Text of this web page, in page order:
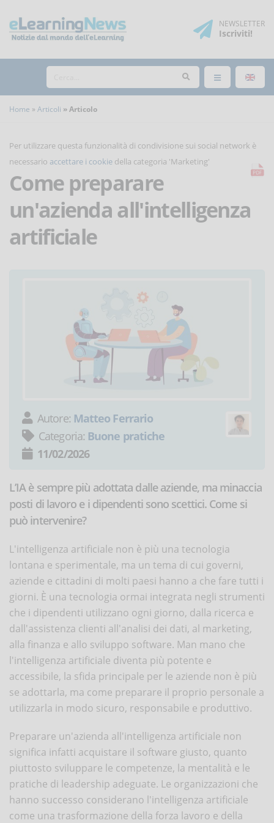
NEWSLETTER
Iscriviti!
Home Articoli Articolo
Per utilizzare questa funzionalità di condivisione sui social network è
necessario accettare i cookie della categoria 'Marketing'
Come preparare
un'azienda all'intelligenza
artificiale
Autore: Matteo Ferrario
Categoria: Buone pratiche
11/02/2026
L’IA è sempre più adottata dalle aziende, ma minaccia
posti di lavoro e i dipendenti sono scettici. Come si
può intervenire?
L'intelligenza artificiale non è più una tecnologia
lontana e sperimentale, ma un tema di cui governi,
aziende e cittadini di molti paesi hanno a che fare tutti i
giorni. È una tecnologia ormai integrata negli strumenti
che i dipendenti utilizzano ogni giorno, dalla ricerca e
dall'assistenza clienti all'analisi dei dati, al marketing,
alla finanza e allo sviluppo software. Man mano che
l'intelligenza artificiale diventa più potente e
accessibile, la sfida principale per le aziende non è più
se adottarla, ma come preparare il proprio personale a
utilizzarla in modo sicuro, responsabile e produttivo.
Preparare un'azienda all'intelligenza artificiale non
significa infatti acquistare il software giusto, quanto
piuttosto sviluppare le competenze, la mentalità e le
pratiche di leadership adeguate. Le organizzazioni che
hanno successo considerano l'intelligenza artificiale
come una trasformazione della forza lavoro e della